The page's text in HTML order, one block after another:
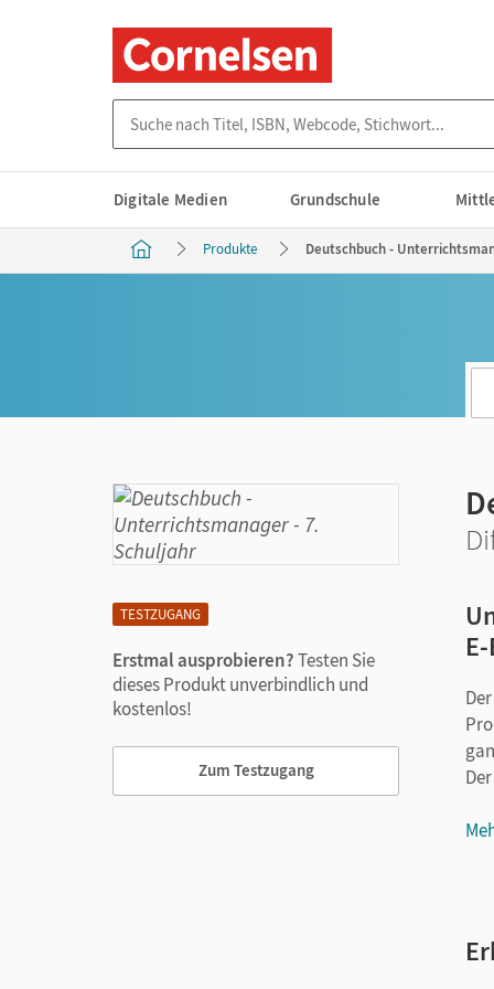
Digitale Medien Grundschule
Produkte Deutschbuch -
TESTZUGANG
Erstmal ausprobieren?Testen Sie
dieses Produkt unverbindlich und
kostenlos!
Zum Testzugang